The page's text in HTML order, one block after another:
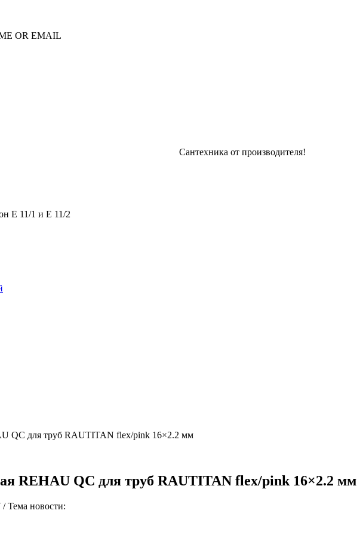
OR EMAIL
Сантехника от производителя!
Е 11/1 и Е 11/2
QC для труб RAUTITAN flex/pink 16×2.2 мм
REHAU QC для труб RAUTITAN flex/pink 16×2.2 мм
/Тема новости: